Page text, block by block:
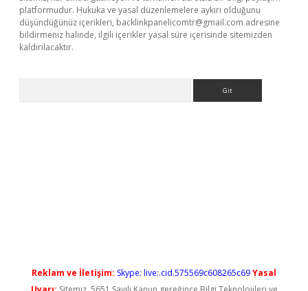
platformudur. Hukuka ve yasal düzenlemelere aykırı olduğunu
düşündüğünüz içerikleri, backlinkpanelicomtr@gmail.com adresine
bildirmeniz halinde, ilgili içerikler yasal süre içerisinde sitemizden
kaldırılacaktır.
Reklam ve İletişim: Skype: live:.cid.575569c608265c69Yasal